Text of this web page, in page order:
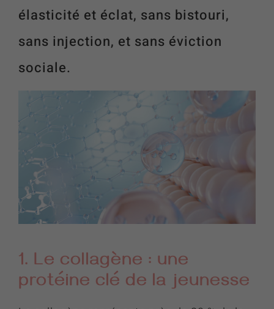
élasticité et éclat, sans bistouri,
sans injection, et sans éviction
sociale.
1. Le collagène : une
protéine clé de la jeunesse